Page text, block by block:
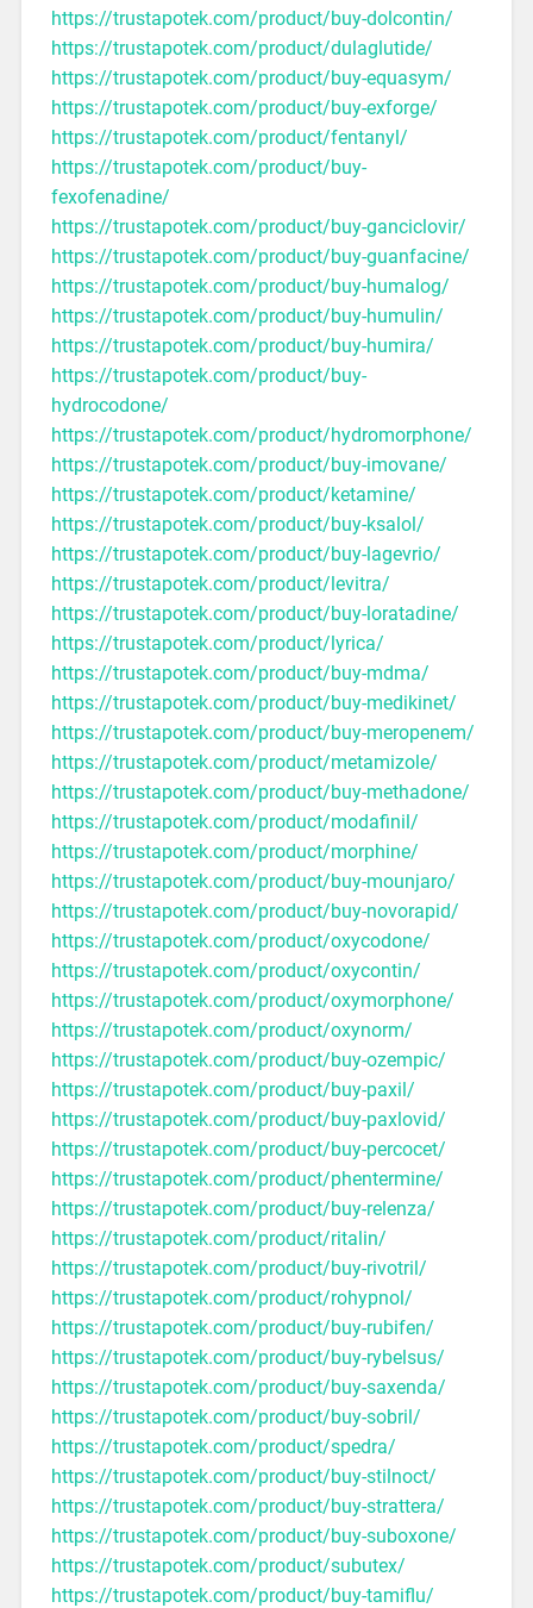
https://trustapotek.com/product/buy-dolcontin/
https://trustapotek.com/product/dulaglutide/
https://trustapotek.com/product/buy-equasym/
https://trustapotek.com/product/buy-exforge/
https://trustapotek.com/product/fentanyl/
https://trustapotek.com/product/buy-
fexofenadine/
https://trustapotek.com/product/buy-ganciclovir/
https://trustapotek.com/product/buy-guanfacine/
https://trustapotek.com/product/buy-humalog/
https://trustapotek.com/product/buy-humulin/
https://trustapotek.com/product/buy-humira/
https://trustapotek.com/product/buy-
hydrocodone/
https://trustapotek.com/product/hydromorphone/
https://trustapotek.com/product/buy-imovane/
https://trustapotek.com/product/ketamine/
https://trustapotek.com/product/buy-ksalol/
https://trustapotek.com/product/buy-lagevrio/
https://trustapotek.com/product/levitra/
https://trustapotek.com/product/buy-loratadine/
https://trustapotek.com/product/lyrica/
https://trustapotek.com/product/buy-mdma/
https://trustapotek.com/product/buy-medikinet/
https://trustapotek.com/product/buy-meropenem/
https://trustapotek.com/product/metamizole/
https://trustapotek.com/product/buy-methadone/
https://trustapotek.com/product/modafinil/
https://trustapotek.com/product/morphine/
https://trustapotek.com/product/buy-mounjaro/
https://trustapotek.com/product/buy-novorapid/
https://trustapotek.com/product/oxycodone/
https://trustapotek.com/product/oxycontin/
https://trustapotek.com/product/oxymorphone/
https://trustapotek.com/product/oxynorm/
https://trustapotek.com/product/buy-ozempic/
https://trustapotek.com/product/buy-paxil/
https://trustapotek.com/product/buy-paxlovid/
https://trustapotek.com/product/buy-percocet/
https://trustapotek.com/product/phentermine/
https://trustapotek.com/product/buy-relenza/
https://trustapotek.com/product/ritalin/
https://trustapotek.com/product/buy-rivotril/
https://trustapotek.com/product/rohypnol/
https://trustapotek.com/product/buy-rubifen/
https://trustapotek.com/product/buy-rybelsus/
https://trustapotek.com/product/buy-saxenda/
https://trustapotek.com/product/buy-sobril/
https://trustapotek.com/product/spedra/
https://trustapotek.com/product/buy-stilnoct/
https://trustapotek.com/product/buy-strattera/
https://trustapotek.com/product/buy-suboxone/
https://trustapotek.com/product/subutex/
https://trustapotek.com/product/buy-tamiflu/